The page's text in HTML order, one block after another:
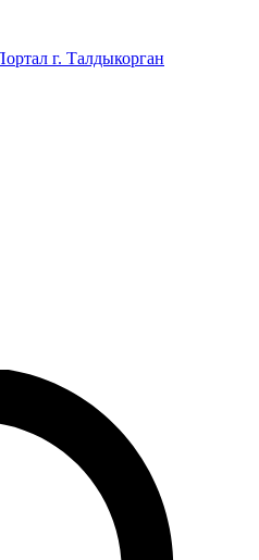
г. Талдыкорган